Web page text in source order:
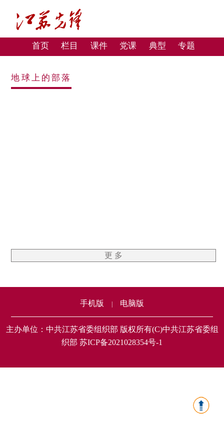
首页 栏目 课件 党课 典型 专题
地球上的部落
更 多
手机版 电脑版
主办单位：中共江苏省委组织部 版权所有(C)中共江苏省委组
织部 苏ICP备2021028354号-1